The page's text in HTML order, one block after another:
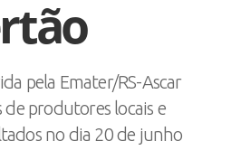
pela Emater/RS-Ascar
de produtores locais e
no dia 20 de junho